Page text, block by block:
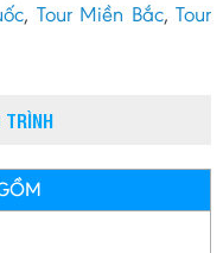
, Tour Miền Bắc,Tour
TRÌNH